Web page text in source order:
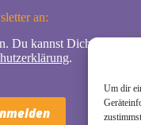
Um dir
an:
kannst Dich
.